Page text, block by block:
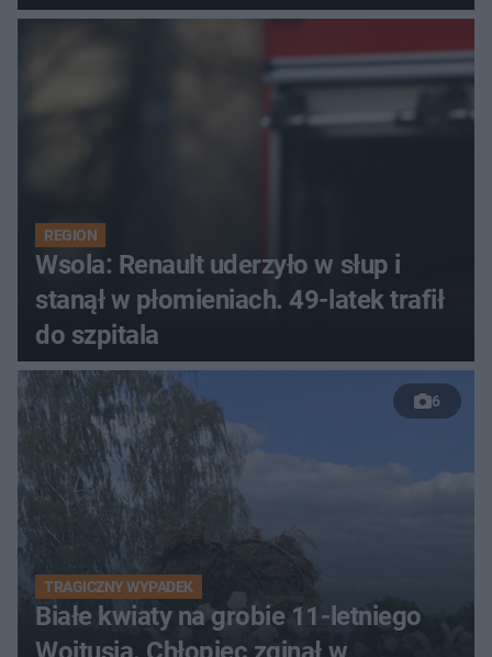
REGION
Wsola: Renault uderzyło w słup i
stanął w płomieniach. 49-latek trafił
do szpitala
6
TRAGICZNY WYPADEK
Białe kwiaty na grobie 11-letniego